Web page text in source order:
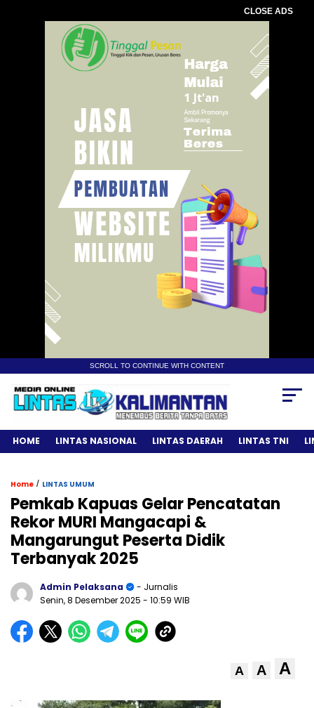
CLOSE ADS
SCROLL TO CONTINUE WITH CONTENT
HOME LINTAS NASIONAL LINTAS DAERAH LINTAS TNI
Home / LINTAS UMUM
Pemkab Kapuas Gelar Pencatatan
Rekor MURI Mangacapi &
Mangarungut Peserta Didik
Terbanyak 2025
Admin Pelaksana
- Jurnalis
Senin, 8 Desember 2025 - 10:59 WIB
A A A